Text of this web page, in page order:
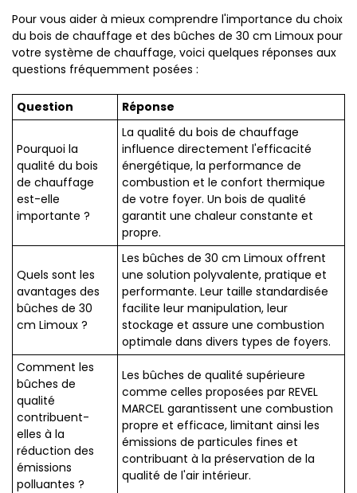
Pour vous aider à mieux comprendre l'importance du choix
du bois de chauffage et des bûches de 30 cm Limoux pour
votre système de chauffage, voici quelques réponses aux
questions fréquemment posées :
Question Réponse
Pourquoi la
qualité du bois
de chauffage
est-elle
importante ?
La qualité du bois de chauffage
influence directement l'efficacité
énergétique, la performance de
combustion et le confort thermique
de votre foyer. Un bois de qualité
garantit une chaleur constante et
propre.
Quels sont les
avantages des
bûches de 30
cm Limoux ?
Les bûches de 30 cm Limoux offrent
une solution polyvalente, pratique et
performante. Leur taille standardisée
facilite leur manipulation, leur
stockage et assure une combustion
optimale dans divers types de foyers.
Comment les
bûches de
qualité
contribuent-
elles à la
réduction des
émissions
polluantes ?
Les bûches de qualité supérieure
comme celles proposées par REVEL
MARCEL garantissent une combustion
propre et efficace, limitant ainsi les
émissions de particules fines et
contribuant à la préservation de la
qualité de l'air intérieur.